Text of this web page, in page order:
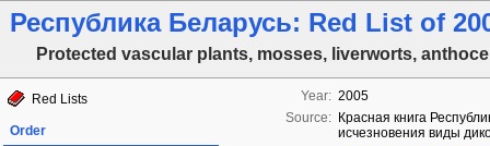
Республика Беларусь: Red List of
Protected vascular plants, mosses, liverworts,
Red Lists
Order
Year: 2005
Source: Красная книга
исчезновения виды